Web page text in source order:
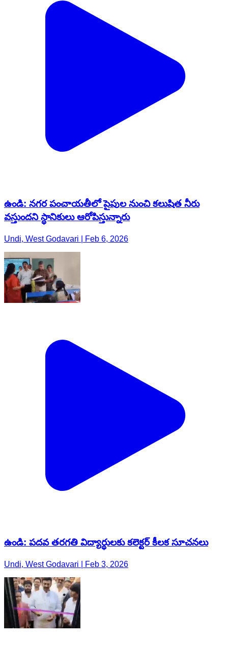
ఉండి: నగర పంచాయతీలో పైపుల నుంచి కలుషిత నీరు
వస్తుందని స్థానికులు ఆరోపిస్తున్నారు
Undi, West Godavari | Feb 6, 2026
ఉండి: పదవ తరగతి విద్యార్థులకు కలెక్టర్ కీలక సూచనలు
Undi, West Godavari | Feb 3, 2026